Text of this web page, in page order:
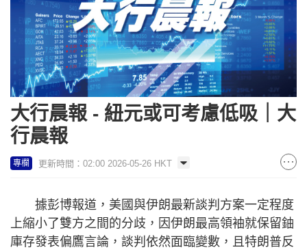
大行晨報 - 紐元或可考慮低吸｜大
行晨報
專欄 更新時間：02:00 2026-05-26 HKT
據彭博報道，美國與伊朗最新談判方案一定程度
上縮小了雙方之間的分歧，因伊朗最高領袖就保留鈾
庫存發表偏鷹言論，談判依然面臨變數，且特朗普反